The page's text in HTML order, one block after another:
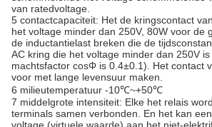
van ratedvoltage.
5 contactcapaciteit: Het de kringscontact
het voltage minder dan 250V, 80W voor de
de inductantielast breken die de
AC kring die het voltage minder dan 250V
machtsfactor cosΦ is 0.4±0.1). Het contact
voor met lange levensuur maken.
6 milieutemperatuur -10℃~+50℃
7 middelgrote intensiteit: Elke het relais
terminals samen verbonden. En het kan